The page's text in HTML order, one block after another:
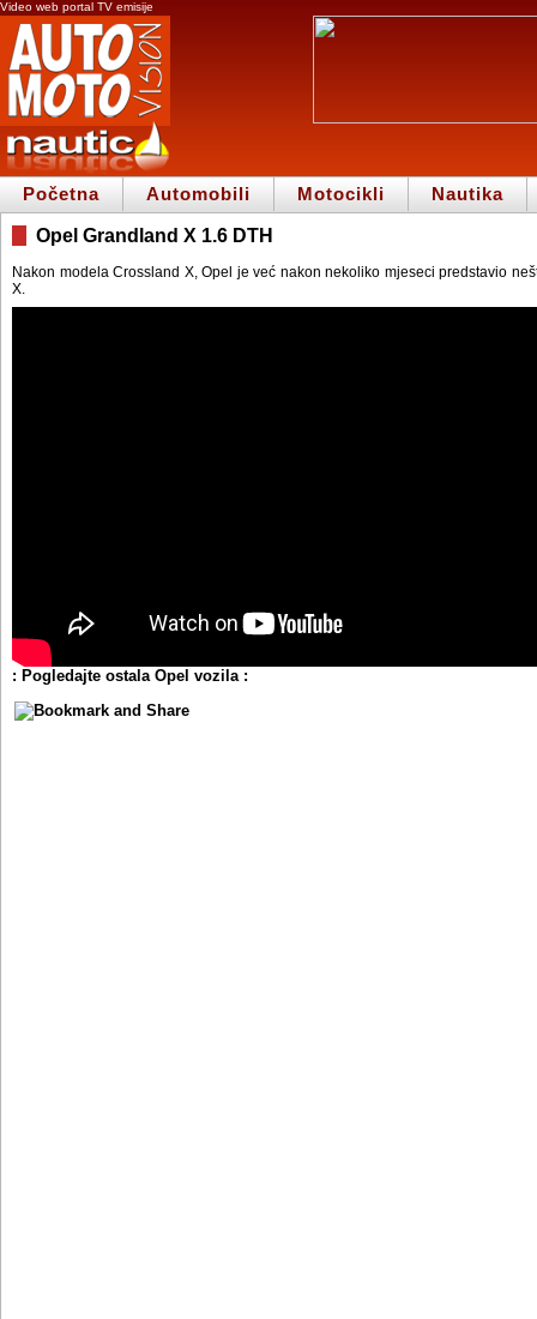
Video web portal TV emisije
Početna Automobili Motocikli Nautika
Opel Grandland X 1.6 DTH
Nakon modela Crossland X, Opel je već nakon nekoliko mjeseci predstavio
X.
: Pogledajte ostala Opel vozila :